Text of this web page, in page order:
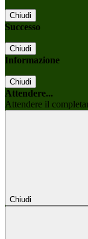
Chiudi
Successo
Chiudi
Informazione
Chiudi
Attendere...
Attendere il
Chiudi